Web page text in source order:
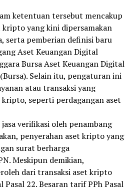
ketentuan tersebut mencakup
yang kini dipersamakan
serta pemberian definisi baru
Aset Keuangan Digital
Bursa Aset Keuangan Digital
Selain itu, pengaturan ini
atau transaksi yang
seperti perdagangan aset
verifikasi oleh penambang
penyerahan aset kripto yang
surat berharga
Meskipun demikian,
dari transaksi aset kripto
22. Besaran tarif PPh Pasal